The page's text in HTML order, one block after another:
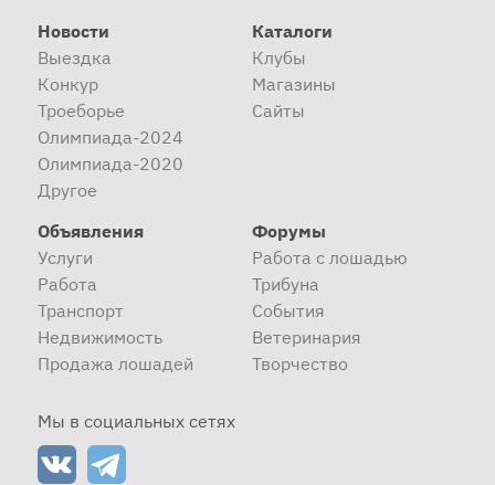
Новости
Выездка
Конкур
Троеборье
Олимпиада-2024
Олимпиада-2020
Другое
Каталоги
Клубы
Магазины
Сайты
Объявления
Услуги
Работа
Транспорт
Недвижимость
Продажа лошадей
Форумы
Работа с лошадью
Трибуна
События
Ветеринария
Творчество
Мы в социальных сетях